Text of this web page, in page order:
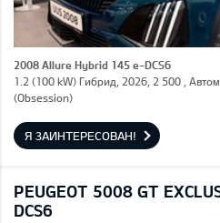
2008 Allure Hybrid 145 e-DCS6
1.2 (100 kW) Гибрид, 2026, 2 500 ,
(Obsession)
Я ЗАИНТЕРЕСОВАН!
PEUGEOT 5008 GT
DCS6